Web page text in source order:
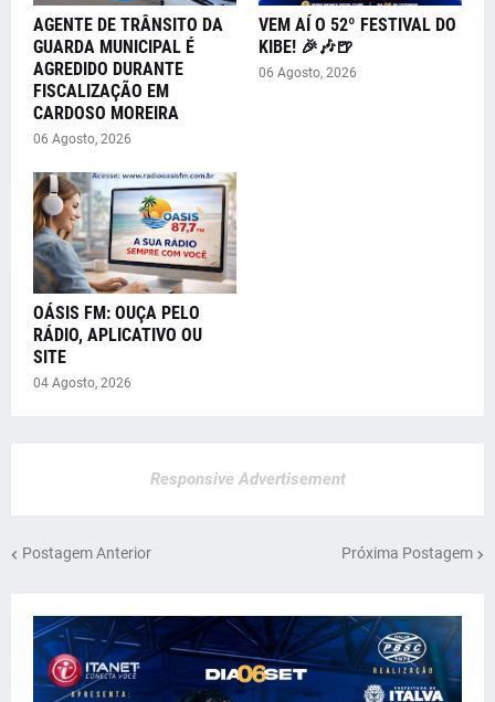
AGENTE DE TRÂNSITO DA
GUARDA MUNICIPAL É
AGREDIDO DURANTE
FISCALIZAÇÃO EM
CARDOSO MOREIRA
06 Agosto, 2026
VEM AÍ O 52º FESTIVAL DO
KIBE! 🎉🎶🍺
06 Agosto, 2026
OÁSIS FM: OUÇA PELO
RÁDIO, APLICATIVO OU
SITE
04 Agosto, 2026
Responsive Advertisement
Postagem Anterior Próxima Postagem